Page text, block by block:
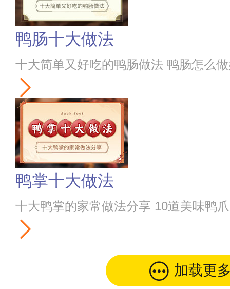
鸭肠十大做法
十大简单又好吃的鸭肠做法 鸭肠怎么
鸭掌十大做法
十大鸭掌的家常做法分享 10道美味鸭
加载更